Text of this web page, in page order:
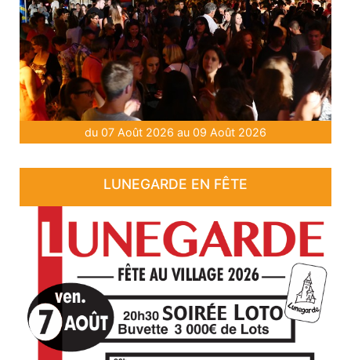
du 07 Août 2026 au 09 Août 2026
LUNEGARDE EN FÊTE